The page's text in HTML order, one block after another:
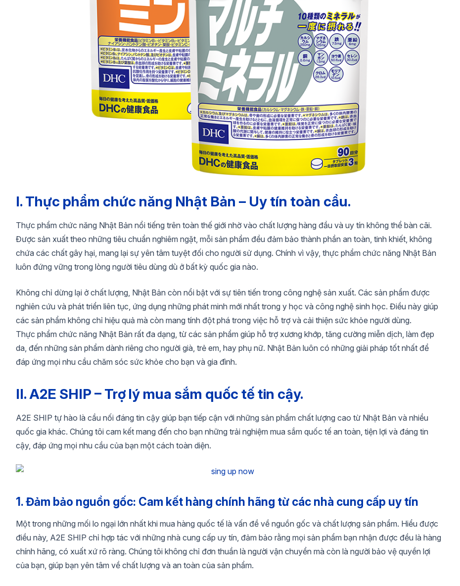
I. Thực phẩm chức năng Nhật Bản – Uy tín toàn cầu.
Thực phẩm chức năng Nhật Bản nổi tiếng trên toàn thế giới nhờ vào chất lượng hàng đầu và uy tín không thể bàn cãi.
Được sản xuất theo những tiêu chuẩn nghiêm ngặt, mỗi sản phẩm đều đảm bảo thành phần an toàn, tinh khiết, không
chứa các chất gây hại, mang lại sự yên tâm tuyệt đối cho người sử dụng. Chính vì vậy, thực phẩm chức năng Nhật Bản
luôn đứng vững trong lòng người tiêu dùng dù ở bất kỳ quốc gia nào.
Không chỉ dừng lại ở chất lượng, Nhật Bản còn nổi bật với sự tiên tiến trong công nghệ sản xuất. Các sản phẩm được
nghiên cứu và phát triển liên tục, ứng dụng những phát minh mới nhất trong y học và công nghệ sinh học. Điều này giúp
các sản phẩm không chỉ hiệu quả mà còn mang tính đột phá trong việc hỗ trợ và cải thiện sức khỏe người dùng.
Thực phẩm chức năng Nhật Bản rất đa dạng, từ các sản phẩm giúp hỗ trợ xương khớp, tăng cường miễn dịch, làm đẹp
da, đến những sản phẩm dành riêng cho người già, trẻ em, hay phụ nữ. Nhật Bản luôn có những giải pháp tốt nhất để
đáp ứng mọi nhu cầu chăm sóc sức khỏe cho bạn và gia đình.
II. A2E SHIP – Trợ lý mua sắm quốc tế tin cậy.
A2E SHIP tự hào là cầu nối đáng tin cậy giúp bạn tiếp cận với những sản phẩm chất lượng cao từ Nhật Bản và nhiều
quốc gia khác. Chúng tôi cam kết mang đến cho bạn những trải nghiệm mua sắm quốc tế an toàn, tiện lợi và đáng tin
cậy, đáp ứng mọi nhu cầu của bạn một cách toàn diện.
1. Đảm bảo nguồn gốc: Cam kết hàng chính hãng từ các nhà cung cấp uy tín
Một trong những mối lo ngại lớn nhất khi mua hàng quốc tế là vấn đề về nguồn gốc và chất lượng sản phẩm. Hiểu được
điều này, A2E SHIP chỉ hợp tác với những nhà cung cấp uy tín, đảm bảo rằng mọi sản phẩm bạn nhận được đều là hàng
chính hãng, có xuất xứ rõ ràng. Chúng tôi không chỉ đơn thuần là người vận chuyển mà còn là người bảo vệ quyền lợi
của bạn, giúp bạn yên tâm về chất lượng và an toàn của sản phẩm.